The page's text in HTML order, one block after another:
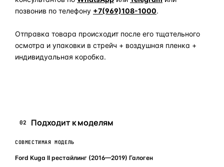
позвонив по телефону +7(969)108-1000.
Отправка товара происходит после его тщательного
осмотра и упаковки в стрейч + воздушная пленка +
индивидуальная коробка.
02 Подходит к моделям
СОВМЕСТИМАЯ МОДЕЛЬ
Ford Kuga II рестайлинг (2016—2019) Галоген